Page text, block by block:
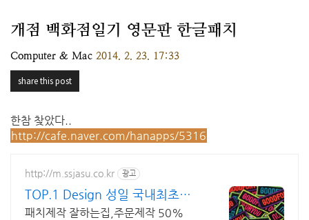
개점 백화점일기 영문판 한글패치
Computer & Mac 2014. 2. 23. 17:33
share this post
한참 찾았다..
http://cafe.naver.com/hanapps/5316
http://m.ssjasu.co.kr 광고
TOP.1 Design 성일 국내최초도
매사이트!
패치제작 잘하는집,주문제작 50%